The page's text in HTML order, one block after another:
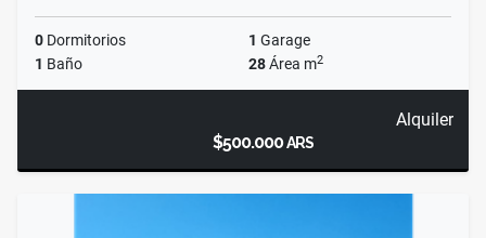
0 Dormitorios 1 Garage
1 Baño 28Área m2
Alquiler
$500.000ARS